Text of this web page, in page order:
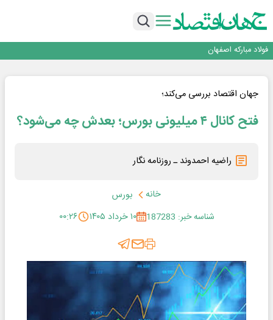
تداوم صعود مس در بازارهای جهانی؛ قیمت فلز سرخ از ۱۴هزار دلار در هر تن عبور کرد
فولاد مبارکه اصفهان
تجدیدپذیر با حضور استاندار اصفهان
گفتگو با کاوه معلمی، مدیر حسابداری مدیریت فولادسنگان
تداوم صعود مس در بازارهای جهانی؛ قیمت فلز سرخ از ۱۴هزار دلار در هر تن عبور کرد
جهان اقتصاد بررسی می‌کند؛
فتح کانال ۴ میلیونی بورس؛ بعدش چه می‌شود؟
راضیه احمدوند ـ روزنامه نگار
خانه
بورس
شناسه خبر: 187283
۱۰ خرداد ۱۴۰۵ ۰۰:۲۶